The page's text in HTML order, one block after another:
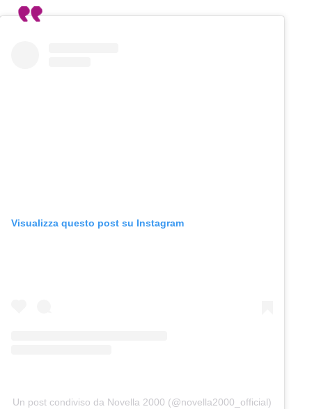
Visualizza questo post su Instagram
Un post condiviso da Novella 2000 (@novella2000_official)